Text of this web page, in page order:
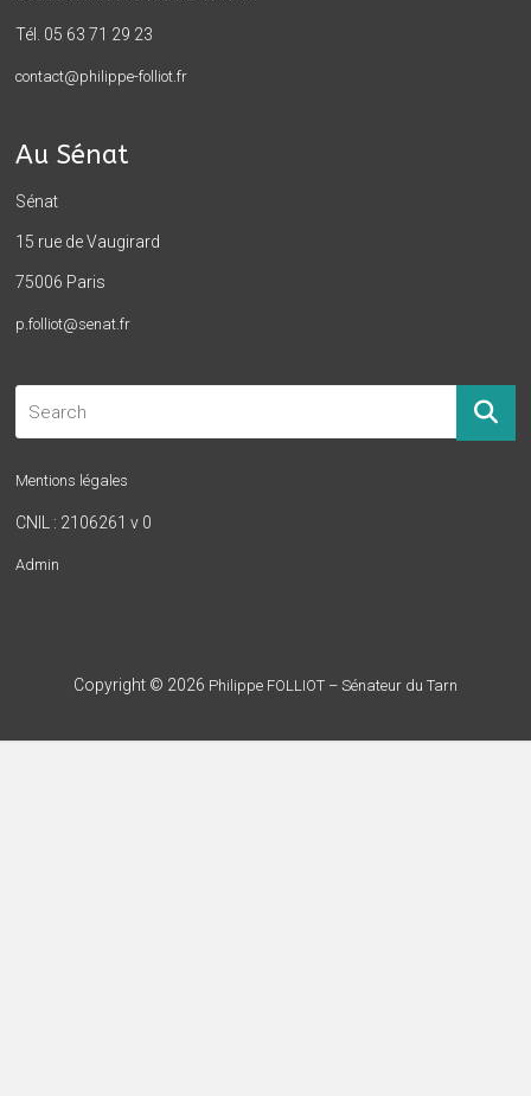
Tél. 05 63 71 29 23
contact@philippe-folliot.fr
Au Sénat
Sénat
15 rue de Vaugirard
75006 Paris
p.folliot@senat.fr
Mentions légales
CNIL : 2106261 v 0
Admin
Copyright © 2026 Philippe FOLLIOT – Sénateur du Tarn